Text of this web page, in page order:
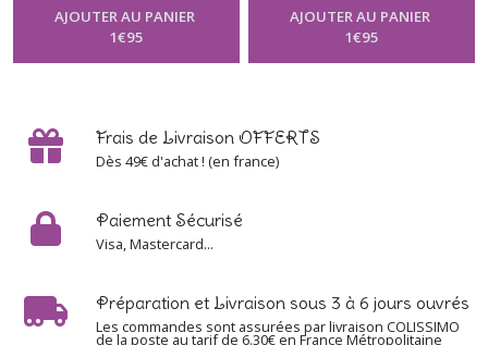
AJOUTER AU PANIER
1€95
AJOUTER AU PANIER
1€95
Frais de Livraison OFFERTS
Dès 49€ d'achat ! (en france)
Paiement Sécurisé
Visa, Mastercard...
Préparation et Livraison sous 3 à 6 jours ouvrés
Les commandes sont assurées par livraison COLISSIMO
de la poste au tarif de 6.30€ en France Métropolitaine